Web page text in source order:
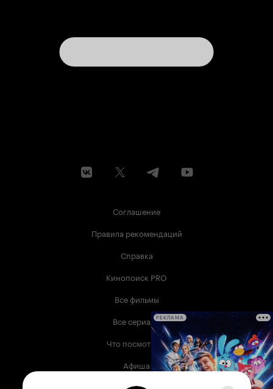
Соглашение
Правила рекомендаций
Справка
Кинопоиск PRO
Все фильмы
Все сериалы
Что посмотреть
Афиша
Музыка
РЕКЛАМА